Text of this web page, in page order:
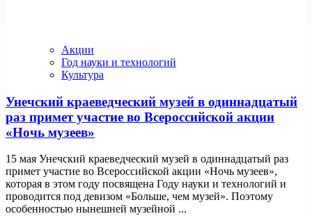
Акции
Год науки и технологий
Культура
Унечский краеведческий музей в одиннадцатый
раз примет участие во Всероссийской акции
«Ночь музеев»
15 мая Унечский краеведческий музей в одиннадцатый раз
примет участие во Всероссийской акции «Ночь музеев»,
которая в этом году посвящена Году науки и технологий и
проводится под девизом «Больше, чем музей». Поэтому
особенностью нынешней музейной ...